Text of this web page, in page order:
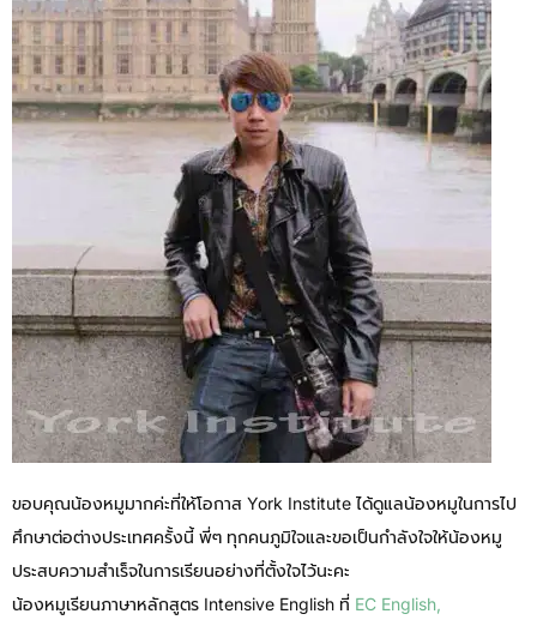
ขอบคุณน้องหมูมากค่ะที่ให้โอกาส York Institute ได้ดูแลน้องหมูในการไป
ศึกษาต่อต่างประเทศครั้งนี้ พี่ๆ ทุกคนภูมิใจและขอเป็นกำลังใจให้น้องหมู
ประสบความสำเร็จในการเรียนอย่างที่ตั้งใจไว้นะคะ
น้องหมูเรียนภาษาหลักสูตร Intensive English ที่ EC English,